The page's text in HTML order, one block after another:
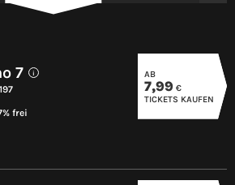
7 i
197
frei
AB
7,99 €
TICKETS KAUFEN